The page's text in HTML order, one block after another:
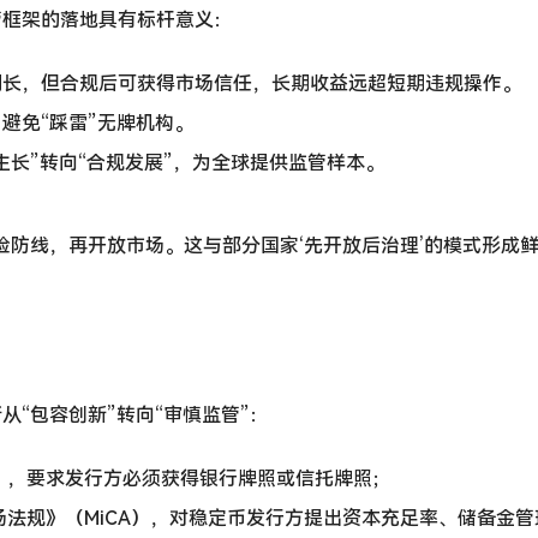
架的落地具有标杆意义：
，但合规后可获得市场信任，长期收益远超短期违规操作。
免“踩雷”无牌机构。
”转向“合规发展”，为全球提供监管样本。
线，再开放市场。这与部分国家‘先开放后治理’的模式形成
“包容创新”转向“审慎监管”：
要求发行方必须获得银行牌照或信托牌照；
规》（MiCA），对稳定币发行方提出资本充足率、储备金